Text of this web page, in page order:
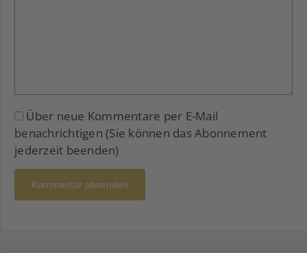
Über neue Kommentare per E-Mail
benachrichtigen (Sie können das Abonnement
jederzeit beenden)
Kommentar absenden